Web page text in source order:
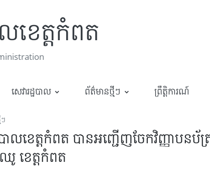
លខេត្តកំពត
សេវារដ្ឋបាល ព័ត៌មានថ្មីៗ ព្រឹត្តិការណ៍
ៗ
ខេត្តកំពត បានអញ្ជើញចែកវិញ្ញាបនប័
ខេត្តកំពត